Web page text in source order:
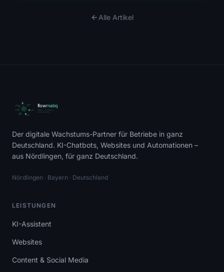
Alle Artikel
Der digitale Wachstums-Partner für Betriebe in ganz
Deutschland. KI-Chatbots, Websites und Automationen –
aus Nördlingen, für ganz Deutschland.
Nördlingen · Bayern · Deutschland
LEISTUNGEN
KI-Assistent
Websites
Content & Social Media
Matiq
KI-Assistent · Online
von Flowmatiq.